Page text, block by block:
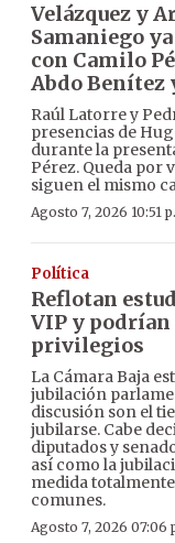
Velázquez y
Samaniego
con Camilo
Abdo Benítez
Raúl Latorre y
presencias de
durante la
Pérez. Queda por
siguen el mismo
Agosto 7, 2026 10:51
Política
Reflotan
VIP y
privilegios
La Cámara Baja
jubilación
discusión son el
jubilarse. Cabe
diputados y
así como la
medida
comunes.
Agosto 7, 2026 07:06